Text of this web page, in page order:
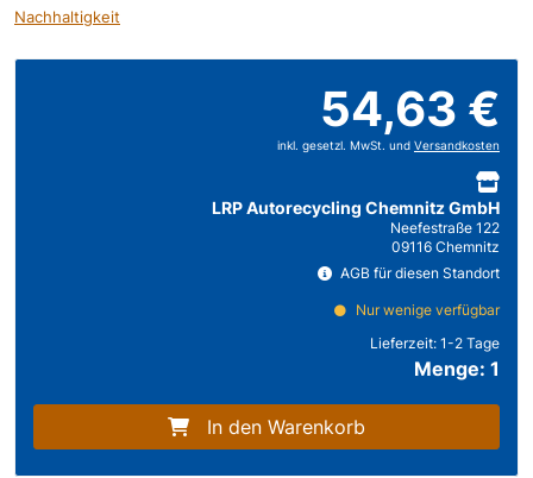
Nachhaltigkeit
54,63 €
inkl. gesetzl. MwSt. und Versandkosten
LRP Autorecycling Chemnitz GmbH
Neefestraße 122
09116 Chemnitz
AGB für diesen Standort
Nur wenige verfügbar
Lieferzeit: 1-2 Tage
Menge: 1
In den Warenkorb